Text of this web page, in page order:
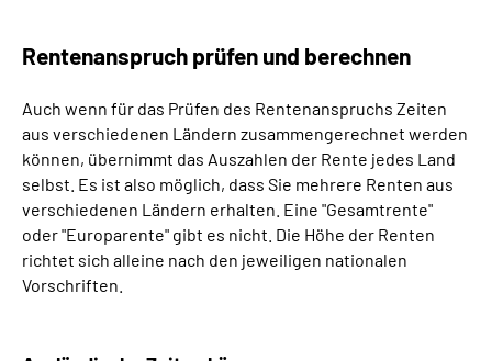
Rentenanspruch prüfen und berechnen
Auch wenn für das Prüfen des Rentenanspruchs Zeiten
aus verschiedenen Ländern zusammengerechnet werden
können, übernimmt das Auszahlen der Rente jedes Land
selbst. Es ist also möglich, dass Sie mehrere Renten aus
verschiedenen Ländern erhalten. Eine "Gesamtrente"
oder "Europarente" gibt es nicht. Die Höhe der Renten
richtet sich alleine nach den jeweiligen nationalen
Vorschriften.